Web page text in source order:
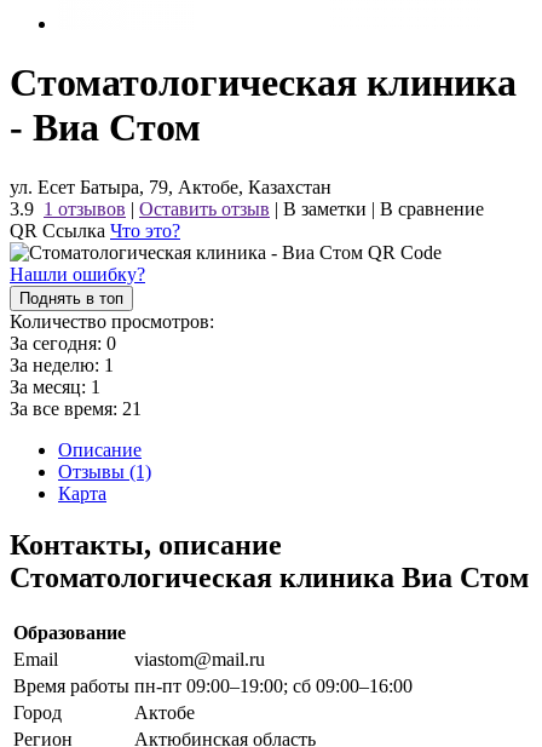
Стоматологическая клиника
- Виа Стом
ул. Есет Батыра, 79, Актобе, Казахстан
3.9 1 отзывов | Оставить отзыв | В заметки | В сравнение
QR Ссылка Что это?
Нашли ошибку?
Поднять в топ
Количество просмотров:
За сегодня: 0
За неделю: 1
За месяц: 1
За все время: 21
Описание
Отзывы (1)
Карта
Контакты, описание
Стоматологическая клиника Виа Стом
Образование
Email
viastom@mail.ru
Время работы пн-пт 09:00–19:00; сб 09:00–16:00
Город
Актобе
Регион
Актюбинская область